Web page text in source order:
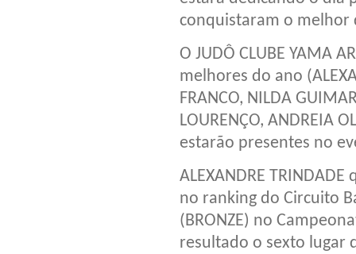
conquistaram o melhor
O JUDÔ CLUBE YAMA
melhores do ano
FRANCO, NILDA
LOURENÇO, ANDREIA
estarão presentes no
ALEXANDRE
no ranking do Circuito
(BRONZE) no
resultado o sexto lugar